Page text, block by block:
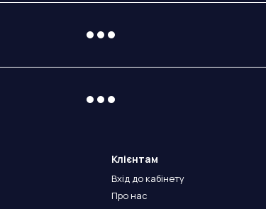
Клієнтам
Вхід до кабінету
Про нас